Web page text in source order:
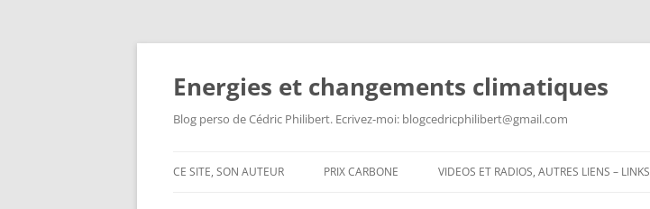
Aller
Energies et changements climatiques
Blog perso de Cédric Philibert. Ecrivez-moi: blogcedricphilibert@gmail.com
CE SITE, SON AUTEUR PRIX CARBONE VIDEOS ET RADIOS, AUTRES LIENS – LINKS